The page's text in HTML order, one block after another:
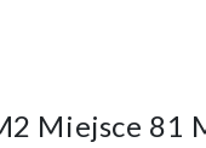
Miejsce 81